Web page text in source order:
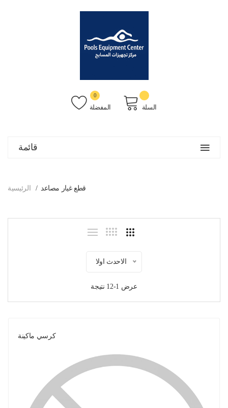
المفضلة
0
السلة
قائمة
الرئيسية قطع غيار مصاعد
الاحدث اولا
عرض 1-12 نتيجة
كرسي ماكينة